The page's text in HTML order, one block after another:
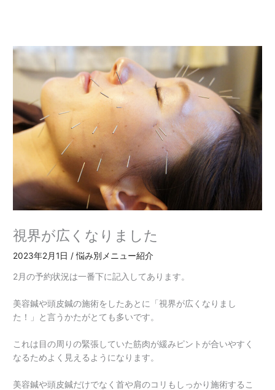
視界が広くなりました
2023年2月1日 /悩み別メニュー紹介
2月の予約状況は一番下に記入してあります。
美容鍼や頭皮鍼の施術をしたあとに「視界が広くなりまし
た！」と言うかたがとても多いです。
これは目の周りの緊張していた筋肉が緩みピントが合いやすく
なるためよく見えるようになります。
美容鍼や頭皮鍼だけでなく首や肩のコリもしっかり施術するこ